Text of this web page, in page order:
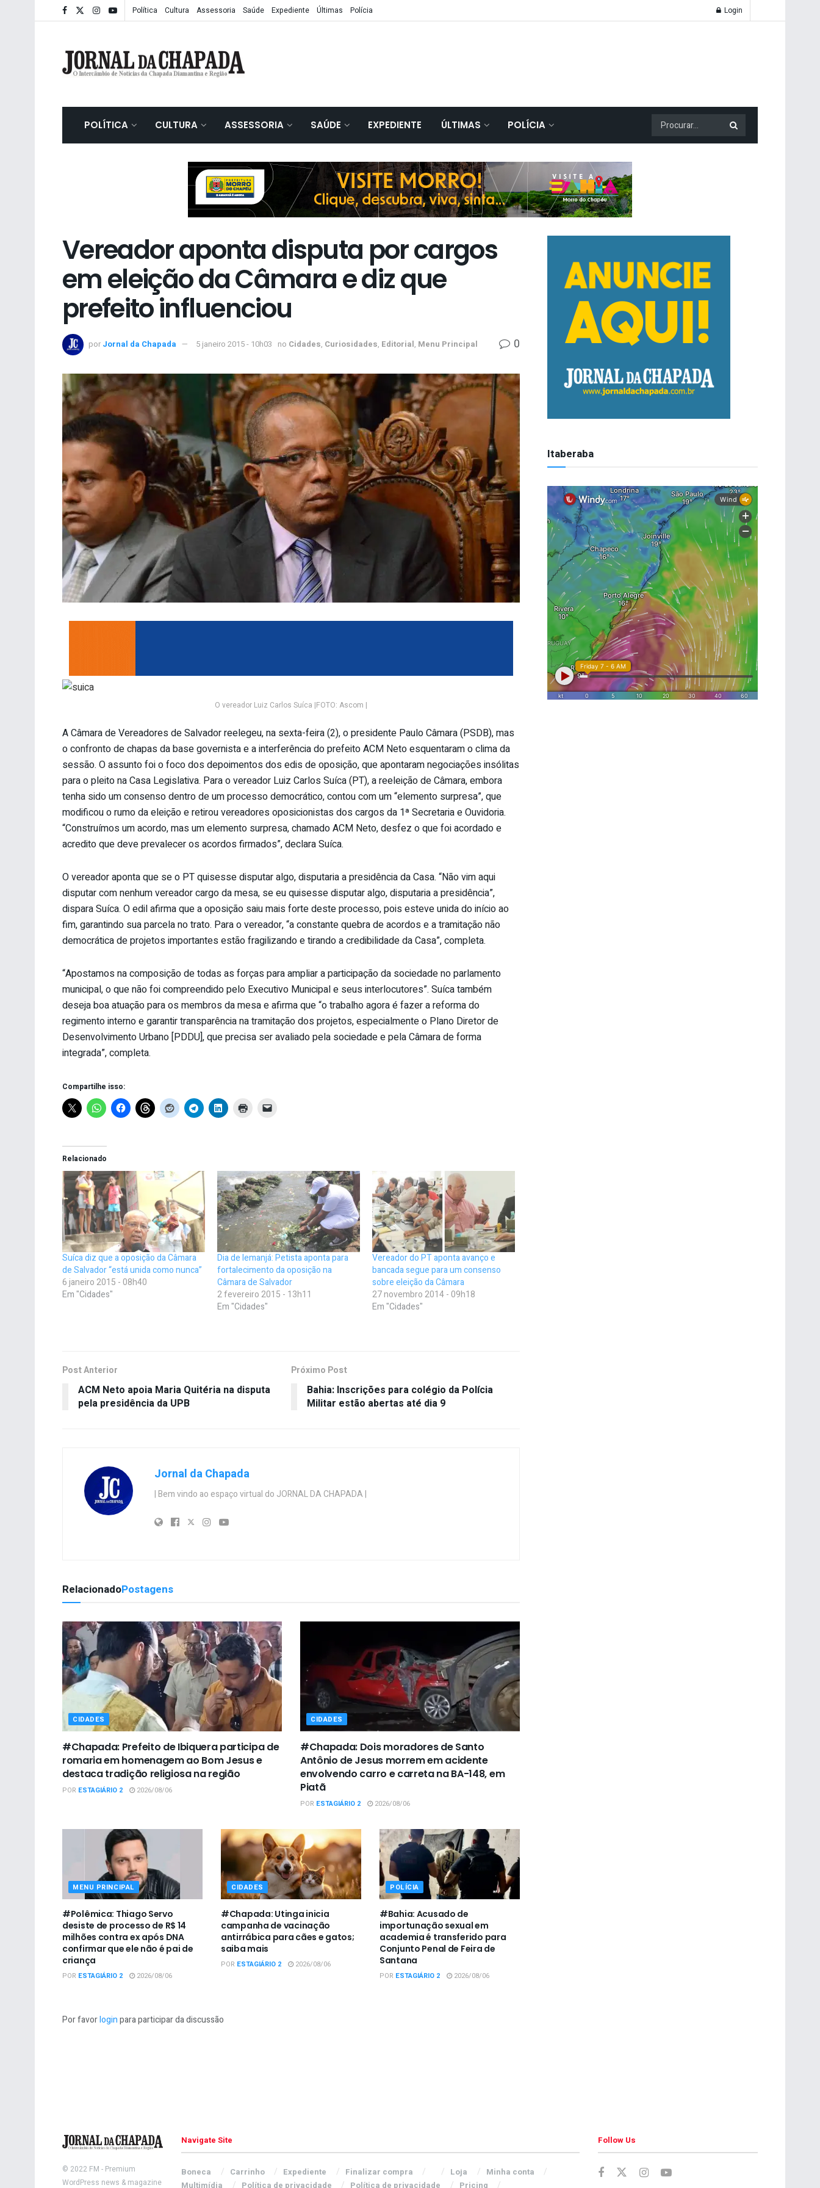
Política Cultura Assessoria Saúde Expediente Últimas Polícia Login
POLÍTICA CULTURA ASSESSORIA SAÚDE EXPEDIENTE ÚLTIMAS POLÍCIA
Vereador aponta disputa por cargos
em eleição da Câmara e diz que
prefeito influenciou
por Jornal da Chapada 5 janeiro 2015 - 10h03 no Cidades, Curiosidades, Editorial, Menu Principal 0
O vereador Luiz Carlos Suíca |FOTO: Ascom |
A Câmara de Vereadores de Salvador reelegeu, na sexta-feira (2), o presidente Paulo Câmara (PSDB), mas
o confronto de chapas da base governista e a interferência do prefeito ACM Neto esquentaram o clima da
sessão. O assunto foi o foco dos depoimentos dos edis de oposição, que apontaram negociações insólitas
para o pleito na Casa Legislativa. Para o vereador Luiz Carlos Suíca (PT), a reeleição de Câmara, embora
tenha sido um consenso dentro de um processo democrático, contou com um “elemento surpresa”, que
modificou o rumo da eleição e retirou vereadores oposicionistas dos cargos da 1ª Secretaria e Ouvidoria.
“Construímos um acordo, mas um elemento surpresa, chamado ACM Neto, desfez o que foi acordado e
acredito que deve prevalecer os acordos firmados”, declara Suíca.
O vereador aponta que se o PT quisesse disputar algo, disputaria a presidência da Casa. “Não vim aqui
disputar com nenhum vereador cargo da mesa, se eu quisesse disputar algo, disputaria a presidência”,
dispara Suíca. O edil afirma que a oposição saiu mais forte deste processo, pois esteve unida do início ao
fim, garantindo sua parcela no trato. Para o vereador, “a constante quebra de acordos e a tramitação não
democrática de projetos importantes estão fragilizando e tirando a credibilidade da Casa”, completa.
“Apostamos na composição de todas as forças para ampliar a participação da sociedade no parlamento
municipal, o que não foi compreendido pelo Executivo Municipal e seus interlocutores”. Suíca também
deseja boa atuação para os membros da mesa e afirma que “o trabalho agora é fazer a reforma do
regimento interno e garantir transparência na tramitação dos projetos, especialmente o Plano Diretor de
Desenvolvimento Urbano [PDDU], que precisa ser avaliado pela sociedade e pela Câmara de forma
integrada”, completa.
Compartilhe isso:
Relacionado
Suíca diz que a oposição da Câmara
de Salvador “está unida como nunca”
6 janeiro 2015 - 08h40
Em "Cidades"
Dia de Iemanjá: Petista aponta para
fortalecimento da oposição na
Câmara de Salvador
2 fevereiro 2015 - 13h11
Em "Cidades"
Vereador do PT aponta avanço e
bancada segue para um consenso
sobre eleição da Câmara
27 novembro 2014 - 09h18
Em "Cidades"
Post Anterior
ACM Neto apoia Maria Quitéria na disputa
pela presidência da UPB
Próximo Post
Bahia: Inscrições para colégio da Polícia
Militar estão abertas até dia 9
Jornal da Chapada
| Bem vindo ao espaço virtual do JORNAL DA CHAPADA |
RelacionadoPostagens
CIDADES
#Chapada: Prefeito de Ibiquera participa de
romaria em homenagem ao Bom Jesus e
destaca tradição religiosa na região
POR ESTAGIÁRIO 2 2026/08/06
CIDADES
#Chapada: Dois moradores de Santo
Antônio de Jesus morrem em acidente
envolvendo carro e carreta na BA-148, em
Piatã
POR ESTAGIÁRIO 2 2026/08/06
MENU PRINCIPAL
#Polêmica: Thiago Servo
desiste de processo de R$ 14
milhões contra ex após DNA
confirmar que ele não é pai de
criança
POR ESTAGIÁRIO 2 2026/08/06
CIDADES
#Chapada: Utinga inicia
campanha de vacinação
antirrábica para cães e gatos;
saiba mais
POR ESTAGIÁRIO 2 2026/08/06
POLÍCIA
#Bahia: Acusado de
importunação sexual em
academia é transferido para
Conjunto Penal de Feira de
Santana
POR ESTAGIÁRIO 2 2026/08/06
Por favorloginpara participar da discussão
Itaberaba
© 2022 FM - Premium
WordPress news & magazine
Navigate Site
Boneca Carrinho Expediente Finalizar compra Loja
Minha conta
Multimídia
Política de privacidade Política de privacidade Pricing
Follow Us